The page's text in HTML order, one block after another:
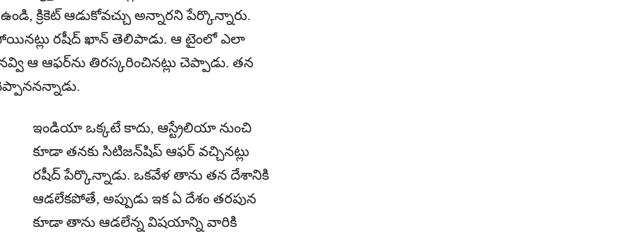
క్రికెట్ ఆడుకోవ‌చ్చు అన్నార‌ని పేర్కొన్నారు.
ర‌షీద్ ఖాన్ తెలిపాడు. ఆ టైంలో ఎలా
ఆ ఆఫ‌ర్‌ను తిర‌స్క‌రించిన‌ట్లు చెప్పాడు. త‌న
ఇండియా ఒక్క‌టే కాదు, ఆస్ట్రేలియా నుంచి
కూడా త‌న‌కు సిటిజ‌న్‌షిప్ ఆఫ‌ర్ వ‌చ్చిన‌ట్లు
ర‌షీద్ పేర్కొన్నాడు. ఒక‌వేళ తాను త‌న దేశానికి
ఆడ‌లేక‌పోతే, అప్పుడు ఇక ఏ దేశం త‌ర‌పున
కూడా తాను ఆడ‌లేన్న విష‌యాన్ని వారికి